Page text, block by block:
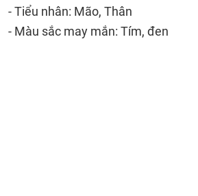
- Tiểu nhân: Mão, Thân
- Màu sắc may mắn: Tím, đen